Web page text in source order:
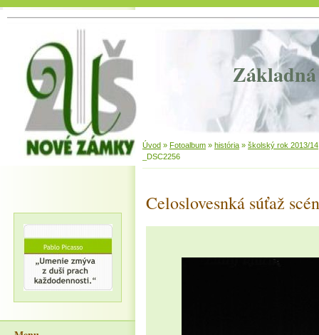
Základná
Úvod » Fotoalbum » história » školský rok 2013/14
_DSC2256
Celoslovesnká súťaž